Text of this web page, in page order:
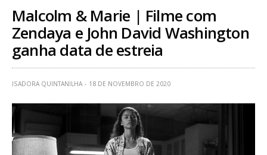
Malcolm & Marie | Filme com
Zendaya e John David Washington
ganha data de estreia
ISADORA QUINTANILHA 18 DE NOVEMBRO DE 2020